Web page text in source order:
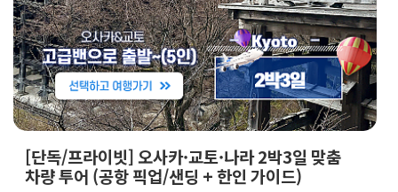
[단독/프라이빗] 오사카·교토·나라 2박3일 맞춤
차량 투어 (공항 픽업/샌딩 + 한인 가이드)